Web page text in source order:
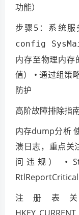
功能）
步骤5：系统服
config
内存至物理内存
值） • 通过组策
防护
高阶故障排除指
内存dump分析
溃日志，重点关
问违规） •
注册表